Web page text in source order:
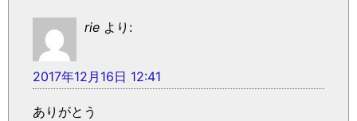
rie より:
2017年12月16日 12:41
ありがとう